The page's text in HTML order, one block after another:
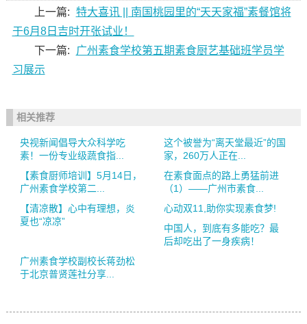
上一篇: 特大喜讯 || 南国桃园里的“天天家福”素餐馆将
于6月8日吉时开张试业！
下一篇:
广州素食学校第五期素食厨艺基础班学员学
习展示
相关推荐
央视新闻倡导大众科学吃
素！一份专业级蔬食指...
这个被誉为“离天堂最近”的国
家，260万人正在...
【素食厨师培训】5月14日，
广州素食学校第二...
在素食面点的路上勇猛前进
（1）——广州市素食...
【清凉散】心中有理想，炎
夏也“凉凉”
心动双11,助你实现素食梦!
中国人，到底有多能吃？最
后却吃出了一身疾病！
广州素食学校副校长蒋劲松
于北京普贤莲社分享...